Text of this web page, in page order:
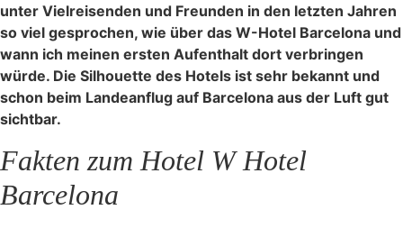
unter Vielreisenden und Freunden in den letzten Jahren
so viel gesprochen, wie über das W-Hotel Barcelona und
wann ich meinen ersten Aufenthalt dort verbringen
würde. Die Silhouette des Hotels ist sehr bekannt und
schon beim Landeanflug auf Barcelona aus der Luft gut
sichtbar.
Fakten zum Hotel W Hotel
Barcelona